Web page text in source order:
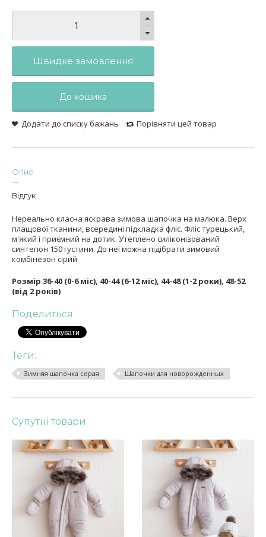
Швидке замовлення
До кошика
Додати до списку бажань Порівняти цей товар
Опис
Відгук
Нереально класна яскрава зимова шапочка на малюка. Верх
плащової тканини, всередині підкладка фліс. Фліс турецький,
м'який і приємний на дотик. Утеплено силіконізований
синтепон 150 густини. До неї можна підібрати зимовий
комбінезон сірий
Розмір 36-40 (0-6 міс), 40-44 (6-12 міс), 44-48 (1-2 роки), 48-52
(від 2 років)
Поделиться
Теги:
Зимняя шапочка серая Шапочки для новорожденных
Супутні товари